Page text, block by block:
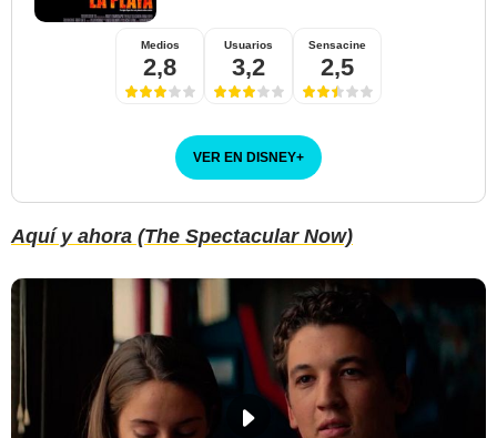
Medios
2,8
Usuarios
3,2
Sensacine
2,5
VER EN DISNEY+
Aquí y ahora (The Spectacular Now)